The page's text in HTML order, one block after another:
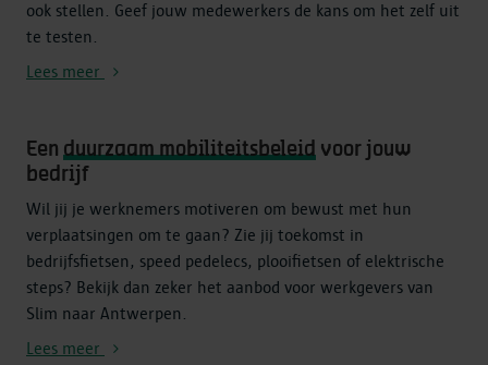
ook stellen. Geef jouw medewerkers de kans om het zelf uit
te testen.
Lees meer
Een duurzaam mobiliteitsbeleid voor jouw
bedrijf
Wil jij je werknemers motiveren om bewust met hun
verplaatsingen om te gaan? Zie jij toekomst in
bedrijfsfietsen, speed pedelecs, plooifietsen of elektrische
steps? Bekijk dan zeker het aanbod voor werkgevers van
Slim naar Antwerpen.
Lees meer